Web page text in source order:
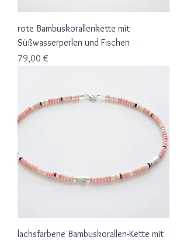
rote Bambuskorallenkette mit
Süßwasserperlen und Fischen
Preis
79,00 €
lachsfarbene Bambuskorallen-Kette mit